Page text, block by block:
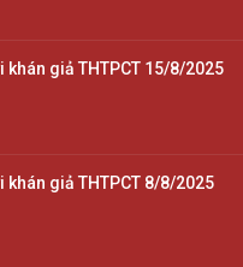
khán giả THTPCT 15/8/2025
khán giả THTPCT 8/8/2025